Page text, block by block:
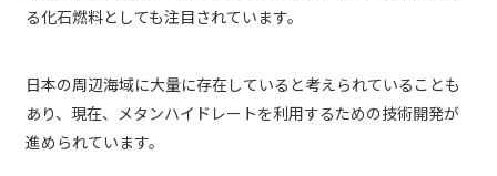
る化石燃料としても注目されています。
日本の周辺海域に大量に存在していると考えられていることも
あり、現在、メタンハイドレートを利用するための技術開発が
進められています。